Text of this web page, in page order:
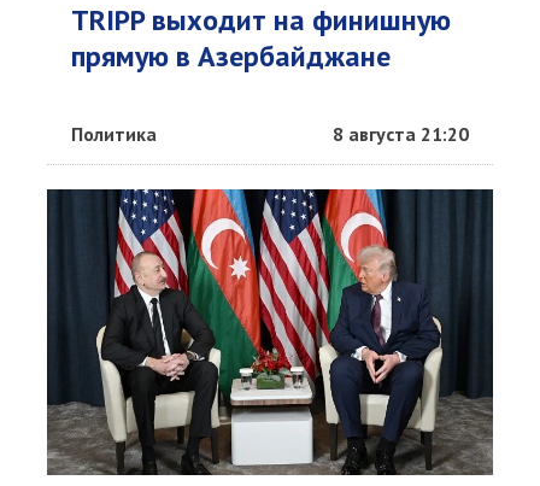
TRIPP выходит на финишную
прямую в Азербайджане
Политика 8 августа 21:20